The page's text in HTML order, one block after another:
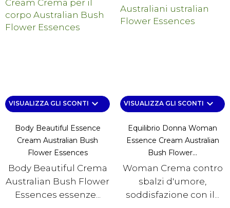
VISUALIZZA GLI SCONTI keyboard_arrow_down
Body Beautiful Essence
Cream Australian Bush
Flower Essences
Body Beautiful Crema
Australian Bush Flower
Essences essenze...
VISUALIZZA GLI SCONTI keyboard_arrow_down
Equilibrio Donna Woman
Essence Cream Australian
Bush Flower...
Woman Crema contro
sbalzi d'umore,
soddisfazione con il...